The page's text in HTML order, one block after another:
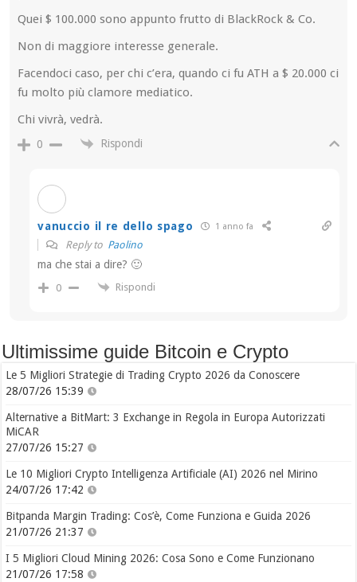
Quei $ 100.000 sono appunto frutto di BlackRock & Co.
Non di maggiore interesse generale.
Facendoci caso, per chi c’era, quando ci fu ATH a $ 20.000 ci
fu molto più clamore mediatico.
Chi vivrà, vedrà.
0 Rispondi
vanuccio il re dello spago 1 anno fa
Reply to Paolino
ma che stai a dire? 🙂
0 Rispondi
Ultimissime guide Bitcoin e Crypto
Le 5 Migliori Strategie di Trading Crypto 2026 da Conoscere
28/07/26 15:39
Alternative a BitMart: 3 Exchange in Regola in Europa Autorizzati
MiCAR
27/07/26 15:27
Le 10 Migliori Crypto Intelligenza Artificiale (AI) 2026 nel Mirino
24/07/26 17:42
Bitpanda Margin Trading: Cos’è, Come Funziona e Guida 2026
21/07/26 21:37
I 5 Migliori Cloud Mining 2026: Cosa Sono e Come Funzionano
21/07/26 17:58